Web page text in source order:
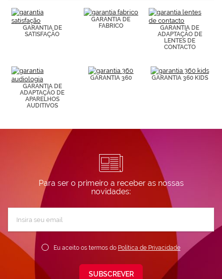
de páginas
visitadas).
Puedes
consultar más
Cookies.
GARANTIA DE
SATISFAÇÃO
GARANTIA DE
FABRICO
GARANTIA DE
ADAPTAÇÃO DE
LENTES DE
CONTACTO
GARANTIA DE
ADAPTAÇÃO DE
APARELHOS
AUDITIVOS
GARANTIA 360 GARANTIA 360 KIDS
Para ser o primeiro a receber as nossas
novidades:
Newsletter:
Eu aceito os termos do Política de Privacidade
SUBSCREVER